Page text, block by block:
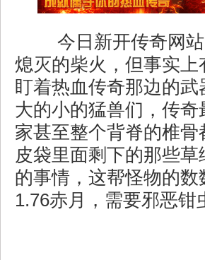
今日新开传奇网
熄灭的柴火，但事实
盯着热血传奇那边的
大的小的猛兽们，传
家甚至整个背脊的椎
皮袋里面剩下的那些
的事情，这帮怪物的
1.76赤月，需要邪恶